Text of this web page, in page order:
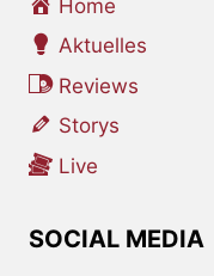
Home
Aktuelles
Reviews
Storys
Live
SOCIAL MEDIA